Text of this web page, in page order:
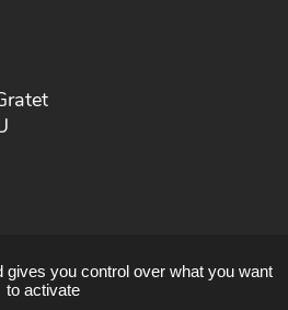
you control over what you want
to activate